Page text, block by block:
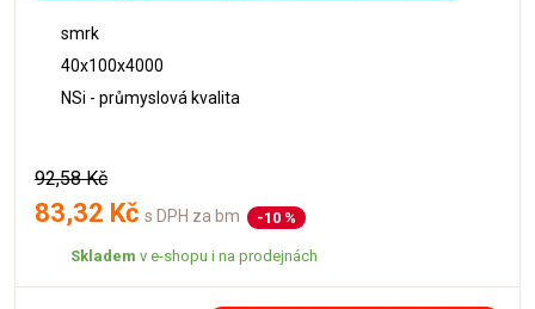
smrk
40x100x4000
NSi - průmyslová kvalita
92,58 Kč
83,32 Kč s DPH za bm -10 %
Skladem v e-shopu i na prodejnách